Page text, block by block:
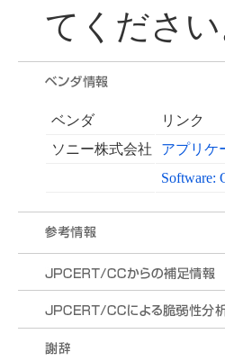
てください
ベンダ
リンク
ソニー株式会社
アプリケ
Software: